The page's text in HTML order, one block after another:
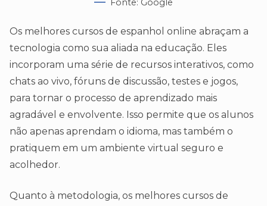
Fonte: Google
Os melhores cursos de espanhol online abraçam a
tecnologia como sua aliada na educação. Eles
incorporam uma série de recursos interativos, como
chats ao vivo, fóruns de discussão, testes e jogos,
para tornar o processo de aprendizado mais
agradável e envolvente. Isso permite que os alunos
não apenas aprendam o idioma, mas também o
pratiquem em um ambiente virtual seguro e
acolhedor.
Quanto à metodologia, os melhores cursos de